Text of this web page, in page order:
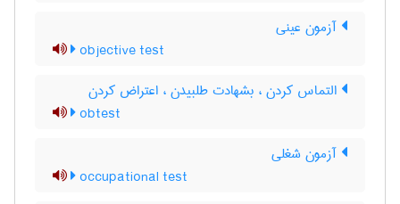
آزمون عینی
objective test
التماس کردن ، بشهادت طلبیدن ، اعتراض کردن
obtest
آزمون شغلی
occupational test